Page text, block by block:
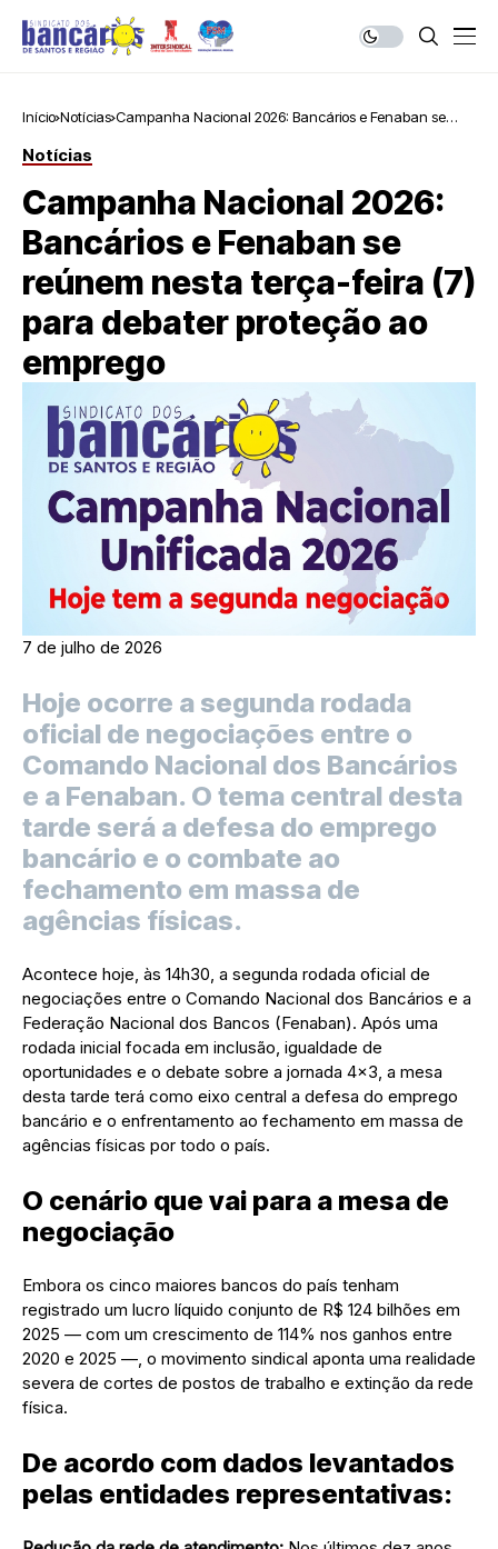
Início Notícias Campanha Nacional 2026: Bancários e Fenaban se
Notícias
Campanha Nacional 2026:
Bancários e Fenaban se
reúnem nesta terça-feira (7)
para debater proteção ao
emprego
7 de julho de 2026
Hoje ocorre a segunda rodada
oficial de negociações entre o
Comando Nacional dos Bancários
e a Fenaban. O tema central desta
tarde será a defesa do emprego
bancário e o combate ao
fechamento em massa de
agências físicas.
Acontece hoje, às 14h30, a segunda rodada oficial de
negociações entre o Comando Nacional dos Bancários e a
Federação Nacional dos Bancos (Fenaban). Após uma
rodada inicial focada em inclusão, igualdade de
oportunidades e o debate sobre a jornada 4×3, a mesa
desta tarde terá como eixo central a defesa do emprego
bancário e o enfrentamento ao fechamento em massa de
agências físicas por todo o país.
O cenário que vai para a mesa de
negociação
Embora os cinco maiores bancos do país tenham
registrado um lucro líquido conjunto de R$ 124 bilhões em
2025 — com um crescimento de 114% nos ganhos entre
2020 e 2025 —, o movimento sindical aponta uma realidade
severa de cortes de postos de trabalho e extinção da rede
física.
De acordo com dados levantados
pelas entidades representativas: